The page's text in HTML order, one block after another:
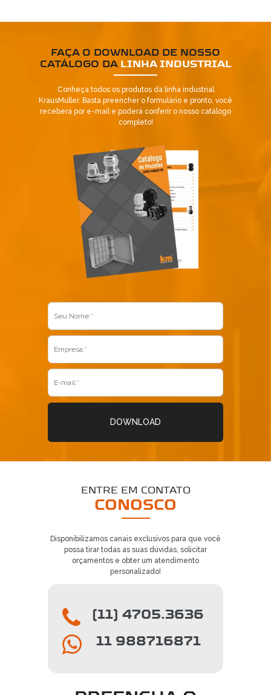
FAÇA O DOWNLOAD DE NOSSO
CATÁLOGO DA LINHA INDUSTRIAL
Conheça todos os produtos da linha industrial
KrausMuller. Basta preencher o formulário e pronto, você
receberá por e-mail e poderá conferir o nosso catálogo
completo!
DOWNLOAD
ENTRE EM CONTATO
CONOSCO
Disponibilizamos canais exclusivos para que você
possa tirar todas as suas dúvidas, solicitar
orçamentos e obter um atendimento
personalizado!
(11) 4705.3636
11 988716871
Já é nosso cliente?
SOLICITAR CONTATO
5